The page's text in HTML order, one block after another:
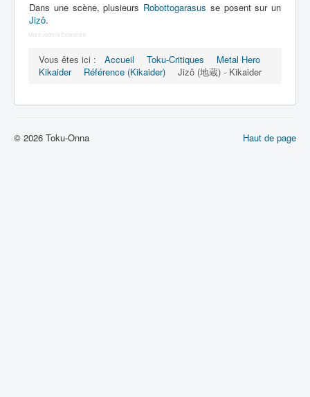
COSAA
Dessins
Artiste Asperger
キカイダー) = Androïde Kikaider
Dans une scène, plusieurs Robottogarasus se posent sur un
Jizô.
More Joomla Extensions
Vous êtes ici : Accueil Toku-Critiques
Metal Hero
Kikaider
Référence (Kikaider) Jizô (地蔵) - Kikaider
Haut de page
© 2026 Toku-Onna